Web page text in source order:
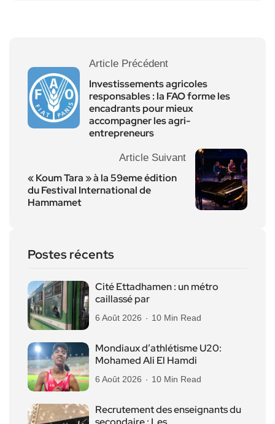
Article Précédent
Investissements agricoles
responsables : la FAO forme les
encadrants pour mieux
accompagner les agri-
entrepreneurs
Article Suivant
« Koum Tara » à la 59eme édition
du Festival International de
Hammamet
Postes récents
Cité Ettadhamen : un métro
caillassé par
6 Août 2026 10 Min Read
Mondiaux d’athlétisme U20:
Mohamed Ali El Hamdi
6 Août 2026 10 Min Read
Recrutement des enseignants du